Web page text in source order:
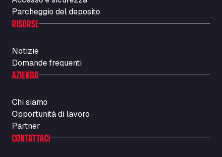
Parcheggio del deposito
RISORSE
Notizie
Domande frequenti
AZIENDA
Chi siamo
Opportunità di lavoro
Partner
CONTATTACI